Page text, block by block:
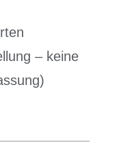
– keine